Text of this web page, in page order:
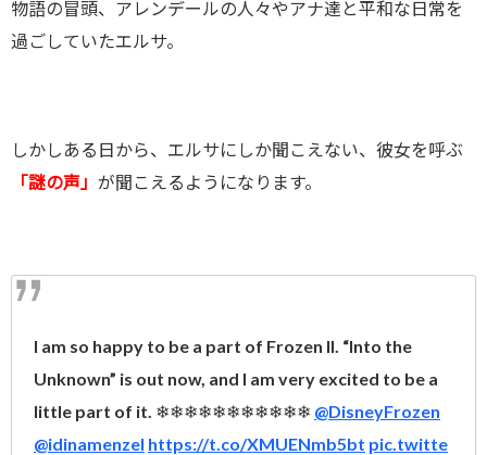
物語の冒頭、アレンデールの人々やアナ達と平和な日常を
過ごしていたエルサ。
しかしある日から、エルサにしか聞こえない、彼女を呼ぶ
「謎の声」 が聞こえるようになります。
I am so happy to be a part of Frozen II. “Into the
Unknown” is out now, and I am very excited to be a
little part of it. ❄❄❄❄❄❄❄❄❄❄❄ @DisneyFrozen
@idinamenzel https://t.co/XMUENmb5bt pic.twitte